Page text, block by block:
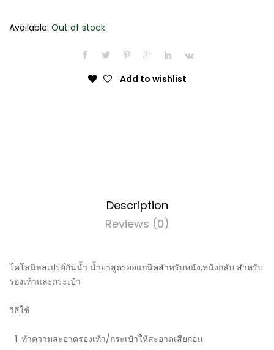
Available: Out of stock
Add to wishlist
Description
Reviews (0)
โคโลนิลสเปรย์กันน้ำ น้ำยาสูตรออแกนิคสำหรับหนัง,หนังกลับ สำหรับ
รองเท้าและกระเป๋า
วิธีใช้
ทำความสะอาดรองเท้า/กระเป๋าให้สะอาดเสียก่อน